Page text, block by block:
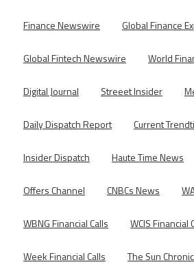
Finance Newswire Global Finance
Global Fintech Newswire World
Digital Journal Streeet Insider
Daily Dispatch Report Current
Insider Dispatch Haute Time News
Offers Channel CNBCs News
WBNG Financial Calls WCIS Financial
Week Financial Calls The Sun